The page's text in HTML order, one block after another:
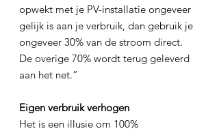
opwekt met je PV-installatie ongeveer
gelijk is aan je verbruik, dan gebruik je
ongeveer 30% van de stroom direct.
De overige 70% wordt terug geleverd
aan het net.”
Eigen verbruik verhogen
Het is een illusie om 100%